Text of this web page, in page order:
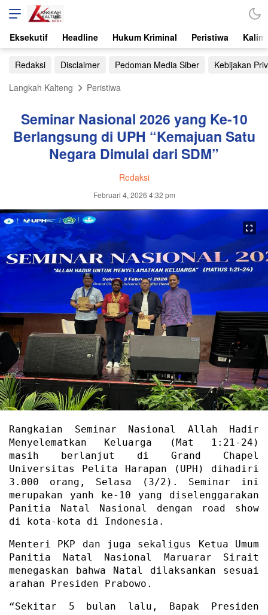
Eksekutif Headline Hukum Kriminal Peristiwa
Redaksi Disclaimer Pedoman Media Siber
Kebijakan
Langkah Kalteng
Peristiwa
Seminar Nasional 2026 yang Ke-10
Berlangsung di UPH “Kemajuan Satu
Negara Dimulai dari SDM”
Redaksi
Februari 4, 2026 4:32 pm
Rangkaian Seminar Nasional Allah Hadir
Menyelematkan Keluarga (Mat 1:21-24)
masih berlanjut di Grand Chapel
Universitas Pelita Harapan (UPH) dihadiri
3.000 orang, Selasa (3/2). Seminar ini
merupakan yanh ke-10 yang diselenggarakan
Panitia Natal Nasional dengan road show
di kota-kota di Indonesia.
Menteri PKP dan juga sekaligus Ketua Umum
Panitia Natal Nasional Maruarar Sirait
menegaskan bahwa Natal dilaksankan sesuai
arahan Presiden Prabowo.
“Sekitar 5 bulan lalu, Bapak Presiden